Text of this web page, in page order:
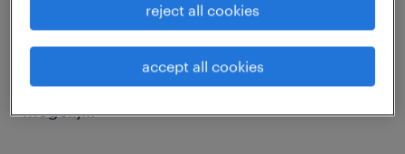
Zoek jij een dynamische job als Kassier
(Blankenberge)? Week- én weekendwerk met
aantrekkelijk loon (barema). Snel opstarten
mogelijk!
reject all cookies
accept all cookies